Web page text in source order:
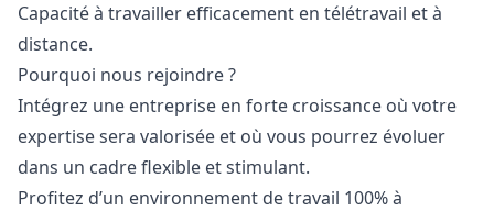
Capacité à travailler efficacement en télétravail et à
distance.
Pourquoi nous rejoindre ?
Intégrez une entreprise en forte croissance où votre
expertise sera valorisée et où vous pourrez évoluer
dans un cadre flexible et stimulant.
Profitez d’un environnement de travail 100% à